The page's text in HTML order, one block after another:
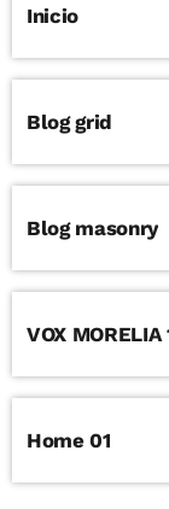
Inicio
Blog grid
Blog masonry
VOX MORELIA
Home 01